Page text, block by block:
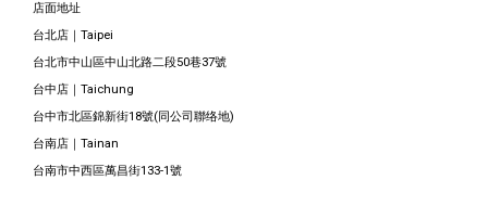
店面地址
台北店｜Taipei
台北市中山區中山北路二段50巷37號
台中店｜Taichung
台中市北區錦新街18號(同公司聯络地)
台南店｜Tainan
台南市中西區萬昌街133-1號